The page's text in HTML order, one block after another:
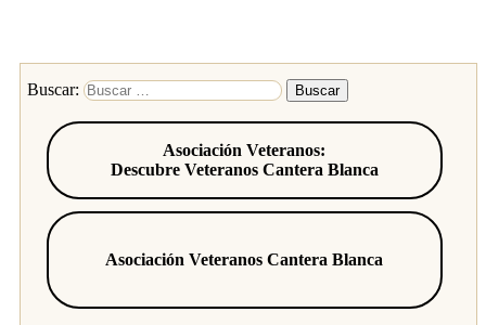
Buscar:
Asociación Veteranos:
Descubre Veteranos Cantera Blanca
Asociación Veteranos Cantera Blanca